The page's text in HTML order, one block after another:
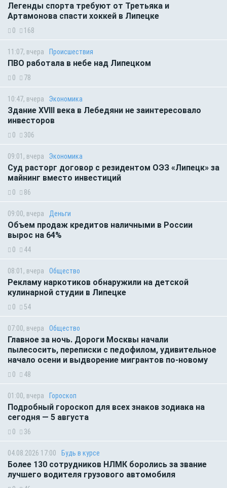
Легенды спорта требуют от Третьяка и
Артамонова спасти хоккей в Липецке
0 168
11:07, вчера Происшествия
ПВО работала в небе над Липецком
0 78
10:47, вчера Экономика
Здание XVIII века в Лебедяни не заинтересовало
инвесторов
0 306
09:01, вчера Экономика
Суд расторг договор с резидентом ОЭЗ «Липецк» за
майнинг вместо инвестиций
0 86
09:00, вчера Деньги
Объем продаж кредитов наличными в России
вырос на 64%
0 44
08:01, вчера Общество
Рекламу наркотиков обнаружили на детской
кулинарной студии в Липецке
0 54
07:00, вчера Общество
Главное за ночь. Дороги Москвы начали
пылесосить, переписки с педофилом, удивительное
начало осени и выдворение мигрантов по-новому
0 48
01:00, вчера Гороскоп
Подробный гороскоп для всех знаков зодиака на
сегодня — 5 августа
0 36
04.08.2026 17:00 Будь в курсе
Более 130 сотрудников НЛМК боролись за звание
лучшего водителя грузового автомобиля